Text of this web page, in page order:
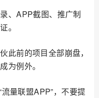
、APP截图、推广制
。
前的项目全部崩盘，
为例外。
量联盟APP”，不要提